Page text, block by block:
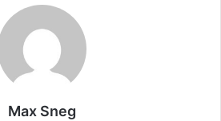
Max Sneg